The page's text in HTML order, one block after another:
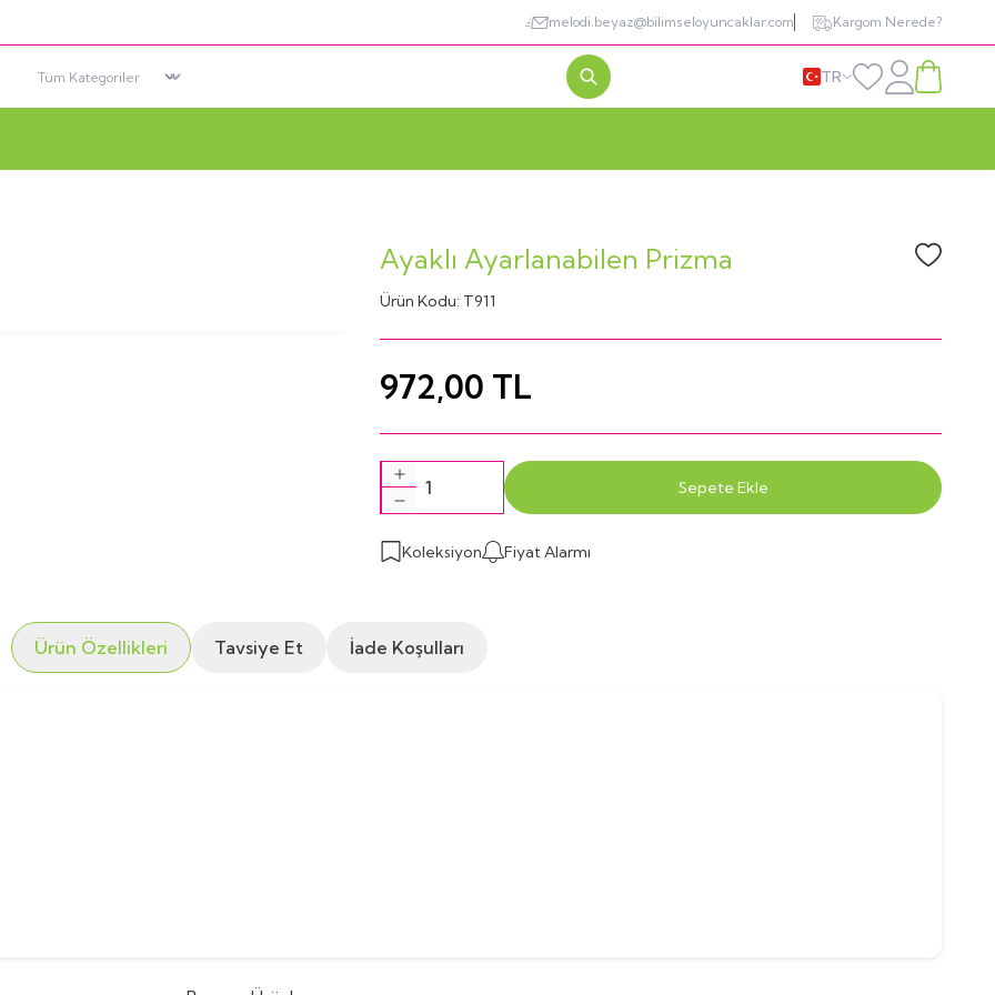
melodi.beyaz@bilimseloyuncaklar.com Kargom Nerede?
TR FavorilerimSepetim
Ayaklı Ayarlanabilen Prizma
Favoriye
Ürün Kodu: T911
972,00 TL
Sepete Ekle
Koleksiyon Fiyat Alarmı
Ürün Özellikleri Tavsiye Et İade Koşulları